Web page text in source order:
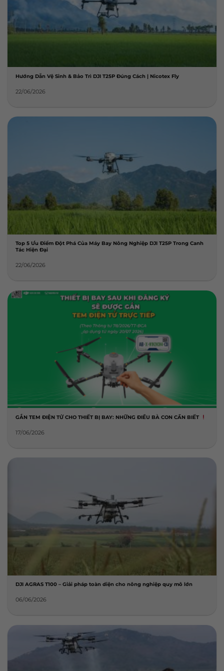
Hướng Dẫn Vệ Sinh & Bảo Trì DJI T25P Đúng Cách | Nicotex Fly
22/06/2026
Top 5 Ưu Điểm Đột Phá Của Máy Bay Nông Nghiệp DJI T25P Trong Canh
Tác Hiện Đại
22/06/2026
GẮN TEM ĐIỆN TỬ CHO THIẾT BỊ BAY: NHỮNG ĐIỀU BÀ CON CẦN BIẾT
17/06/2026
DJI AGRAS T100 – Giải pháp toàn diện cho nông nghiệp quy mô lớn
06/06/2026